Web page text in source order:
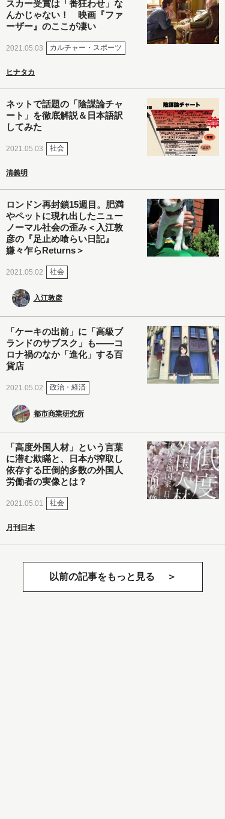
スカー受賞は「番狂わせ」な
んかじゃない！ 映画『ファ
ーザー』のここが凄い
2021.05.03 カルチャー・スポーツ
ヒナタカ
ネットで話題の「陰謀論チャ
ート」を徹底解説＆日本語訳
してみた
2021.05.03 社会
清義明
ロンドン再封鎖15週目。肥満
やペットに現れ出したニュー
ノーマル社会の歪み＜入江敦
彦の『足止め喰らい日記』
嫌々乍らReturns＞
2021.05.02 社会
入江敦彦
「ケーキの出前」に「高級ブ
ランドのサブスク」も――コ
ロナ禍のなか「進化」する百
貨店
2021.05.02 政治・経済
都市商業研究所
「高度外国人材」という言葉
に潜む欺瞞と、日本が搾取し
依存する圧倒的多数の外国人
労働者の実像とは？
2021.05.01 社会
月刊日本
以前の記事をもっと見る